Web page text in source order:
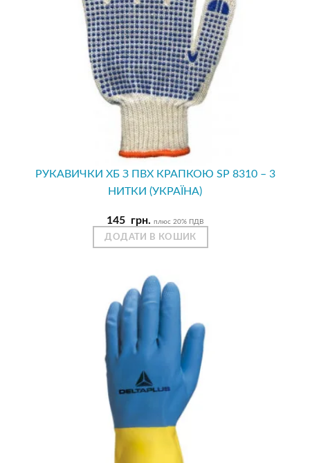
РУКАВИЧКИ ХБ З ПВХ КРАПКОЮ SP 8310 – 3
НИТКИ (УКРАЇНА)
145 грн. плюс 20% ПДВ
ДОДАТИ В КОШИК